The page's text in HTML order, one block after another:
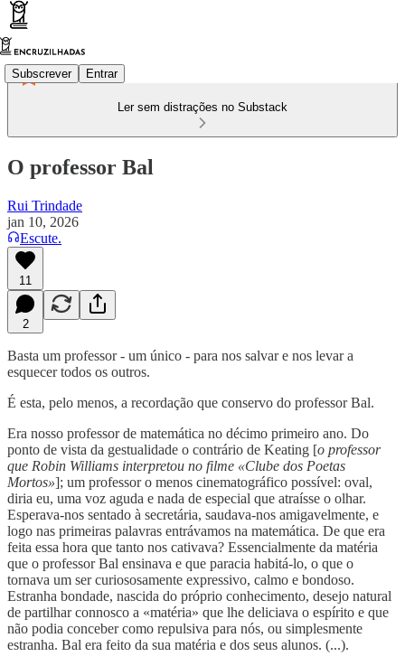
Subscrever Entrar
Ler sem distrações no Substack
O professor Bal
Rui Trindade
jan 10, 2026
Escute.
11
2
Basta um professor - um único - para nos salvar e nos levar a
esquecer todos os outros.
É esta, pelo menos, a recordação que conservo do professor Bal.
Era nosso professor de matemática no décimo primeiro ano. Do
ponto de vista da gestualidade o contrário de Keating [o professor
que Robin Williams interpretou no filme «Clube dos Poetas
Mortos»]; um professor o menos cinematográfico possível: oval,
diria eu, uma voz aguda e nada de especial que atraísse o olhar.
Esperava-nos sentado à secretária, saudava-nos amigavelmente, e
logo nas primeiras palavras entrávamos na matemática. De que era
feita essa hora que tanto nos cativava? Essencialmente da matéria
que o professor Bal ensinava e que paracia habitá-lo, o que o
tornava um ser curiososamente expressivo, calmo e bondoso.
Estranha bondade, nascida do próprio conhecimento, desejo natural
de partilhar connosco a «matéria» que lhe deliciava o espírito e que
não podia conceber como repulsiva para nós, ou simplesmente
estranha. Bal era feito da sua matéria e dos seus alunos. (...).